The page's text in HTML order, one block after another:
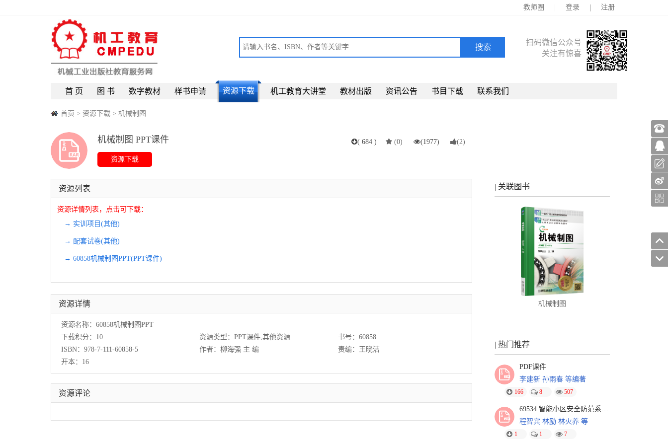
首 页 图 书 数字教材 样书申请 资源下载 机工教育大讲堂 教材出版 资讯公告 书目下载 联系我们
教师圈 | 登录 | 注册
扫码微信公众号
关注有惊喜
首页 > 资源下载 > 机械制图
机械制图 PPT课件 (684 ) (0) (1977) (2)
资源列表
资源详情列表，点击可下载：
→ 实训项目(其他)
→ 配套试卷(其他)
→ 60858机械制图PPT(PPT课件)
资源详情
资源名称：60858机械制图PPT
下载积分：10
资源类型：PPT课件,其他资源
书号：60858
ISBN：978-7-111-60858-5
作者：柳海强 主 编
责编：王晓洁
开本：16
资源评论
| 关联图书
机械制图
| 热门推荐
PDF课件
李建新 孙雨春 等编著
166 8 507
程智宾 林励 林火养 等
1 1 7